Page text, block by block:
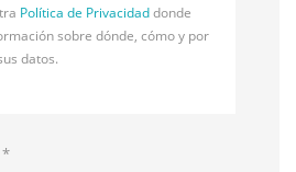
Política de Privacidaddonde
sobre dónde, cómo y por
datos.
*